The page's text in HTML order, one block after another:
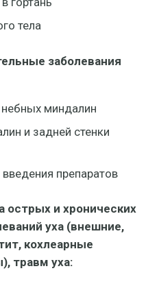
тела
заболевания
миндалин
и задней стенки
препаратов
острых и хронических
уха (внешние,
кохлеарные
травм уха: